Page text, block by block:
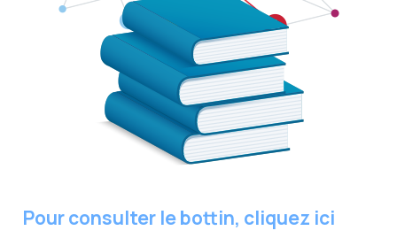
Pour consulter le bottin, cliquez ici